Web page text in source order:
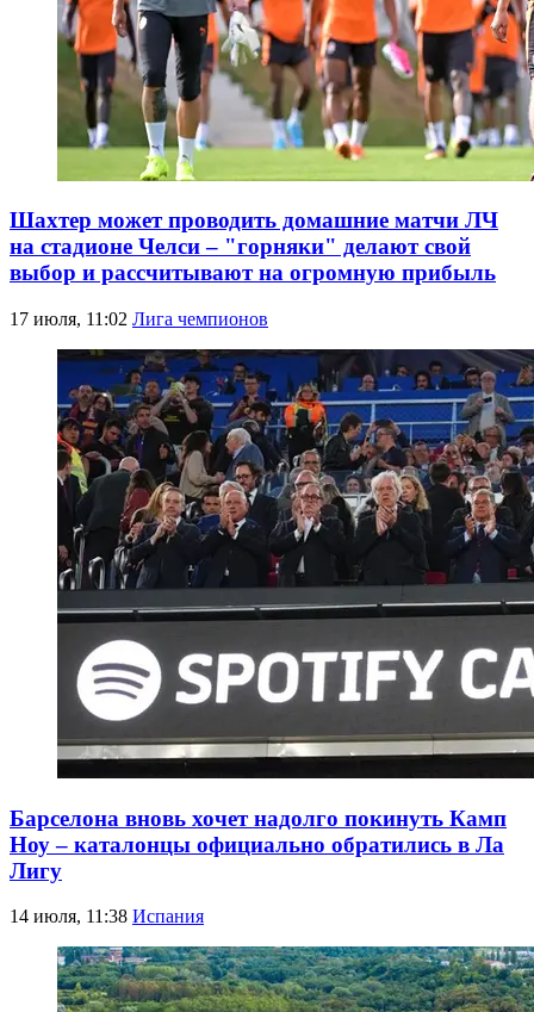
Шахтер может проводить домашние матчи ЛЧ
на стадионе Челси – "горняки" делают свой
выбор и рассчитывают на огромную прибыль
17 июля, 11:02 Лига чемпионов
Барселона вновь хочет надолго покинуть Камп
Ноу – каталонцы официально обратились в Ла
Лигу
14 июля, 11:38 Испания